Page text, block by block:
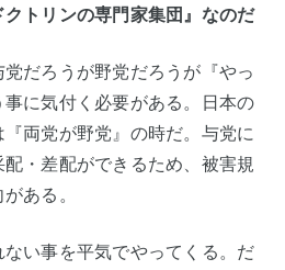
トリンの専門家集団』なのだ
党だろうが野党だろうが『やっ
に気付く必要がある。日本の
両党が野党』の時だ。与党に
・差配ができるため、被害規
ある。
い事を平気でやってくる。だ